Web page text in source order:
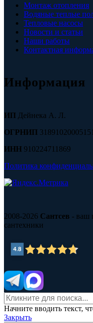
Монтаж отопления
Водяные теплые
Тепловые насосы
Новости и статьи
Наши работы
Контактная
Информация
ИП Дейнека А. Л.
ОГРНИП
ИНН 910224711869
Политика
2008-2026 Сантсев - ваш
сантехники
Начните вводить текст,
Закрыть